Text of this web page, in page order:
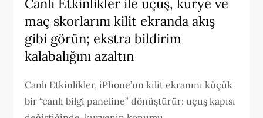
Canlı Etkinlikler ile uçuş, kurye ve
maç skorlarını kilit ekranda akış
gibi görün; ekstra bildirim
kalabalığını azaltın
Canlı Etkinlikler, iPhone’un kilit ekranını küçük
bir “canlı bilgi paneline” dönüştürür: uçuş kapısı